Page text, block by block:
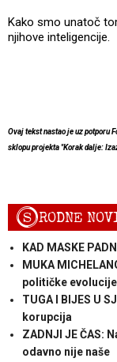
Kako smo unatoč
njihove inteligencije.
Ovaj tekst nastao je uz potporu
sklopu projekta "Korak dalje:
SRODNE
KAD MASKE
MUKA
političke
TUGA I BIJES U
korupcija
ZADNJI JE ČAS:
odavno nije naše